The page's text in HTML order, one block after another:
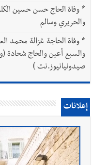
*
والحريري وسالم
*
والسبع أعين والحاج شحادة
صيدونيانيوز.نت )
إعلانات